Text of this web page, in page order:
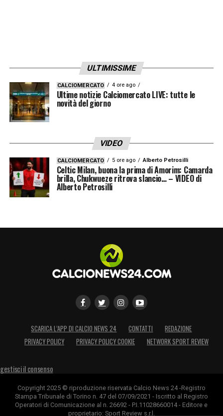
ULTIMISSIME
CALCIOMERCATO 4 ore ago
Ultime notizie Calciomercato LIVE: tutte le
novità del giorno
VIDEO
CALCIOMERCATO 5 ore ago Alberto Petrosilli
Celtic Milan, buona la prima di Amorim: Camarda
brilla, Chukwueze ritrova slancio… – VIDEO di
Alberto Petrosilli
SCARICA L’APP DI CALCIO NEWS 24 CONTATTI
REDAZIONE
PRIVACY POLICY
PRIVACY POLICY COOKIE NETWORK SPORT REVIEW
gestisci il consenso
Copyright 2025 © riproduzione riservata Calcio News 24 -Registro
Stampa Tribunale di Torino n. 47 del 07/09/2021 - Iscritto al Registro
Operatori di Comunicazione al n. 26692 - P.I.11028660014 - Editore e
proprietario: Sport Review s.r.l.